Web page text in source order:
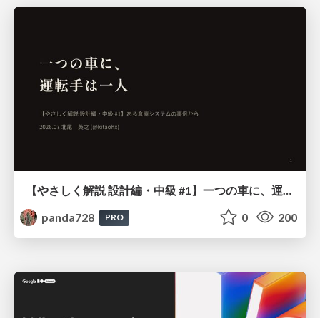
panda728
PRO 0 200